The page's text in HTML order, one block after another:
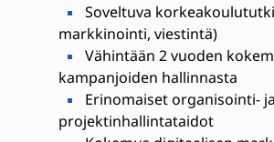
Soveltuva
markkinointi, viestintä)
Vähintään 2 vuoden
kampanjoiden hallinnasta
Erinomaiset organisointi- ja
projektinhallintataidot